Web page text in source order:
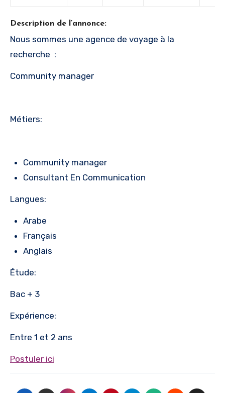
Description de l’annonce:
Nous sommes une agence de voyage à la
recherche :
Community manager
Métiers:
Community manager
Consultant En Communication
Langues:
Arabe
Français
Anglais
Étude:
Bac + 3
Expérience:
Entre 1 et 2 ans
Postuler ici